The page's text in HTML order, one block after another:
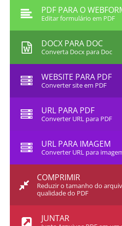
PDF PARA O
Editar formulário em PDF
DOCX PARA DOC
Converta Docx para Doc
WEBSITE PARA PDF
Converter site em PDF
URL PARA PDF
Converter URL para PDF
URL PARA IMAGEM
Converter URL para
COMPRIMIR
Reduzir o tamanho do
qualidade do PDF
JUNTAR